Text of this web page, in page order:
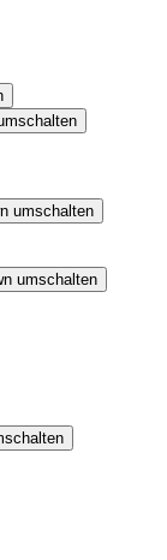
umschalten
umschalten